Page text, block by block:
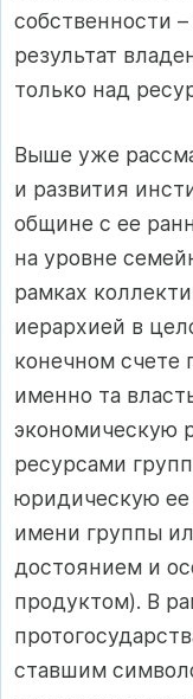
собственности
результат
только над
Выше уже
и развития
общине с ее
на уровне
рамках
иерархией в
конечном счете
именно та
экономическую
ресурсами
юридическую ее
имени группы
достоянием и
продуктом). В
ставшим